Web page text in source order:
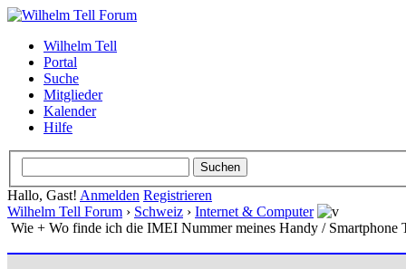
Wilhelm Tell
Portal
Suche
Mitglieder
Kalender
Hilfe
Hallo, Gast! Anmelden Registrieren
Wilhelm Tell Forum › Schweiz › Internet & Computer
Wie + Wo finde ich die IMEI Nummer meines Handy / Smartphone